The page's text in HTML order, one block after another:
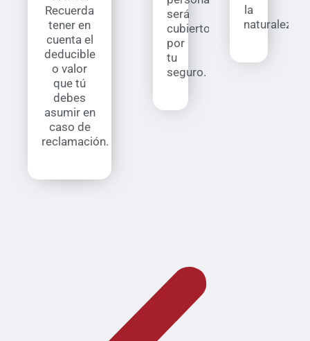
Recuerda
tener en
cuenta el
deducible
o valor
que tú
debes
asumir en
caso de
reclamación.
será
cubierto
por
tu
seguro.
la
naturaleza.